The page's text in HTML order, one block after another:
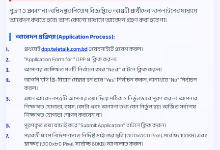
মুদ্রণ ও প্রকাশনা অধিদপ্তর নিয়োগ বিজ্ঞপ্তিতে আগ্রহী প্রার্থীদের অনলাইনের মাধ্যমে
আবেদন করতে হবে। অন্য কোনো মাধ্যমে আবেদন গ্রহণ করা হবে না।
আবেদন প্রক্রিয়া (Application Process):
প্রথমেইdpp.teletalk.com.bdওয়েবসাইটে প্রবেশ করুন।
"Application Form for " DPP এ ক্লিক করুন।
আপনার কাঙ্ক্ষিত পদটি নির্বাচন করে "Next" বাটনে ক্লিক করুন।
আপনি যদি প্রি-মিয়াম মেম্বার হন তবে "Yes" নির্বাচন করুন, অন্যথায় "No" নির্বাচন
করুন।
এখন আবেদনপত্রটি আপনার তথ্য দিয়ে সঠিক ও নির্ভুলভাবে পূরণ করুন। আপনার
শিক্ষাগত যোগ্যতা, বয়স, কোটা এবং অন্যান্য তথ্য যেন নির্ভুল হয়। অর্জিত সর্বশেষ
শিক্ষাগত যোগ্যতা গোপন করবেন না।
পূরণকৃত তথ্য যাচাই করে "Submit Application" বাটনে ক্লিক করুন।
পরবর্তী ধাপে নির্দেশনামতে নির্দিষ্ট সাইজের ছবি (৩০০x৩০০ Pixel, সর্বোচ্চ 100KB) এবং
স্বাক্ষর (৩০০x৮০ Pixel, সর্বোচ্চ 60KB) আপলোড করুন।